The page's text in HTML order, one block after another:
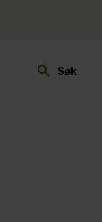
Søk